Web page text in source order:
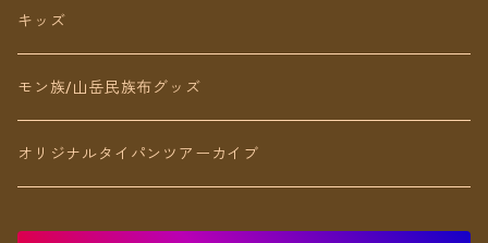
リング
ブレスレット
アンクレット
キッズ
モン族/山岳民族布グッズ
オリジナルタイパンツアーカイブ